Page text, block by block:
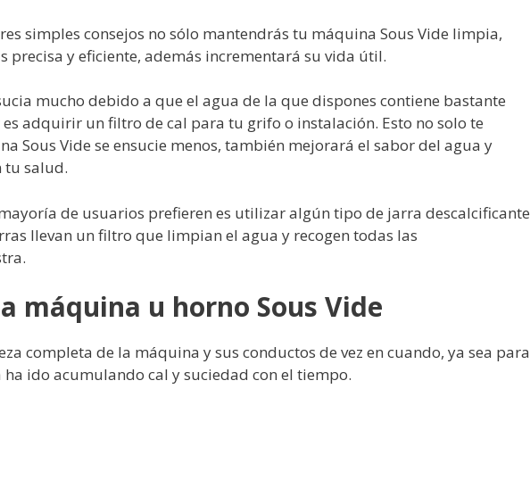
simples consejos no sólo mantendrás tu máquina Sous Vide limpia,
precisa y eficiente, además incrementará su vida útil.
mucho debido a que el agua de la que dispones contiene bastante
adquirir un filtro de cal para tu grifo o instalación. Esto no solo te
Sous Vide se ensucie menos, también mejorará el sabor del agua y
tu salud.
de usuarios prefieren es utilizar algún tipo de jarra descalcificante
llevan un filtro que limpian el agua y recogen todas las
máquina u horno Sous Vide
completa de la máquina y sus conductos de vez en cuando, ya sea para
ido acumulando cal y suciedad con el tiempo.